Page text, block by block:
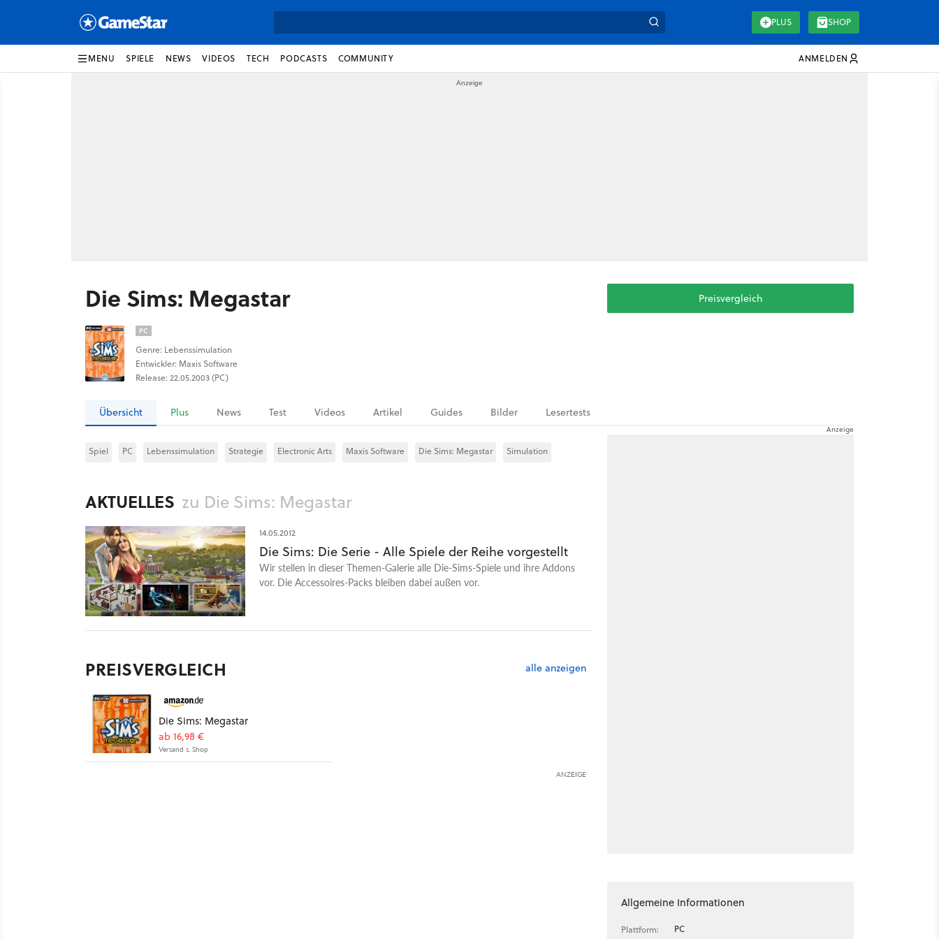
PLUS SHOP
MENU SPIELE NEWS VIDEOS TECH PODCASTS COMMUNITY ANMELDEN
Die Sims: Megastar
PC
Genre: Lebenssimulation
Entwickler: Maxis Software
Release: 22.05.2003 (PC)
Preisvergleich
Übersicht Plus News Test Videos Artikel Guides Bilder Lesertests
Spiel PC Lebenssimulation Strategie Electronic Arts Maxis Software Die Sims: Megastar Simulation
AKTUELLES zu Die Sims: Megastar
14.05.2012
Die Sims: Die Serie - Alle Spiele der Reihe vorgestellt
Wir stellen in dieser Themen-Galerie alle Die-Sims-Spiele und ihre Addons
vor. Die Accessoires-Packs bleiben dabei außen vor.
PREISVERGLEICH alle anzeigen
Die Sims: Megastar
ab 16,98 €
Versand s. Shop
ANZEIGE
Allgemeine Informationen
Plattform:
PC